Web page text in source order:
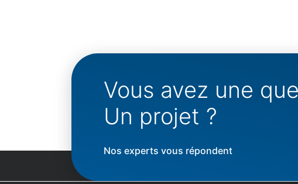
Vous avez une
Un projet ?
Nos experts vous répondent